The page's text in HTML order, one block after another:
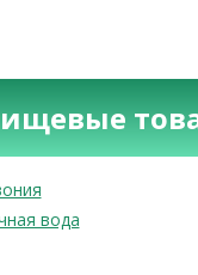
вода